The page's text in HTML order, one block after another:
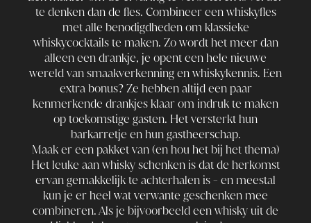
te denken dan de fles. Combineer een whiskyfles
met alle benodigdheden om klassieke
whiskycocktailste maken. Zo wordt het meer dan
alleen een drankje, je opent een hele nieuwe
wereld van smaakverkenning en whiskykennis. Een
extra bonus? Ze hebben altijd een paar
kenmerkende drankjes klaar om indruk te maken
op toekomstige gasten. Het versterkt hun
barkarretje en hun gastheerschap.
Maak er een pakket van (en hou het bij het thema)
Het leuke aan whisky schenken is dat de herkomst
ervan gemakkelijk te achterhalen is - en meestal
kun je er heel wat verwante geschenken mee
combineren. Als je bijvoorbeeld een whisky uit de